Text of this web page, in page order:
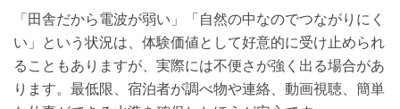
「田舎だから電波が弱い」「自然の中なのでつながりにく
い」という状況は、体験価値として好意的に受け止められ
ることもありますが、実際には不便さが強く出る場合があ
ります。最低限、宿泊者が調べ物や連絡、動画視聴、簡単